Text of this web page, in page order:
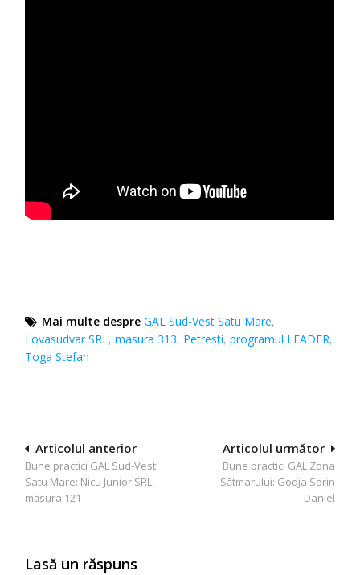
Mai multe despre GAL Sud-Vest Satu Mare,
Lovasudvar SRL,masura 313, Petresti,programul LEADER,
Toga Stefan
Navigare
în
articole
Articolul următor
Bune practici GAL Zona
Sătmarului: Godja Sorin
Daniel
Articolul anterior
Bune practici GAL Sud-Vest
Satu Mare: Nicu Junior SRL,
măsura 121
Lasă un răspuns